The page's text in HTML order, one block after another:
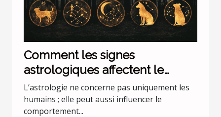
Comment les signes
astrologiques affectent le
comportement de nos animaux
domestiques
L’astrologie ne concerne pas uniquement les
humains ; elle peut aussi influencer le
comportement...